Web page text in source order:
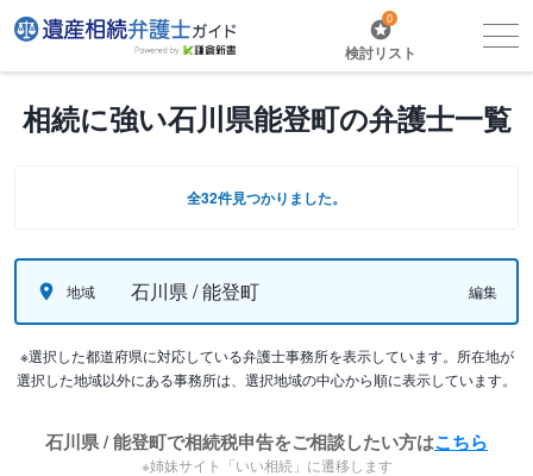
0
検討リスト
相続に強い石川県能登町の弁護士一覧
全32件見つかりました。
地域 石川県 / 能登町 編集
※選択した都道府県に対応している弁護士事務所を表示しています。所在地が
選択した地域以外にある事務所は、選択地域の中心から順に表示しています。
石川県 / 能登町で相続税申告をご相談したい方はこちら
※姉妹サイト「いい相続」に遷移します